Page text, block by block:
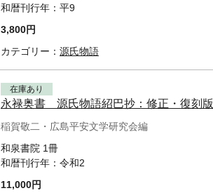
和暦刊行年： 平9
3,800円
カテゴリー： 源氏物語
在庫あり
永禄奥書 源氏物語紹巴抄：修正・復刻版
稲賀敬二・広島平安文学研究会編
和泉書院 1冊
和暦刊行年： 令和2
11,000円